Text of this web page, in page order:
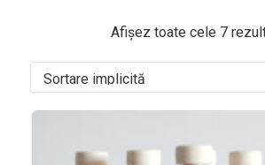
Toate rețetele
Categorii
Bucătării
Afișez toate cele 7